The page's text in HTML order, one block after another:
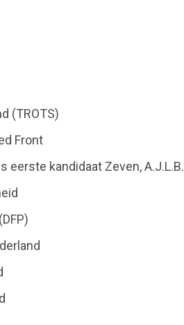
(TROTS)
Front
eerste kandidaat Zeven, A.J.L.B.